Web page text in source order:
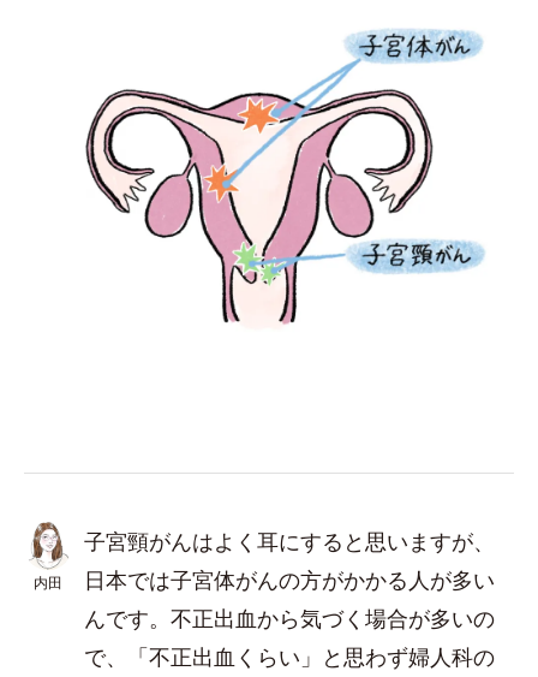
内田
子宮頸がんはよく耳にすると思いますが、
日本では子宮体がんの方がかかる人が多い
んです。不正出血から気づく場合が多いの
で、「不正出血くらい」と思わず婦人科の